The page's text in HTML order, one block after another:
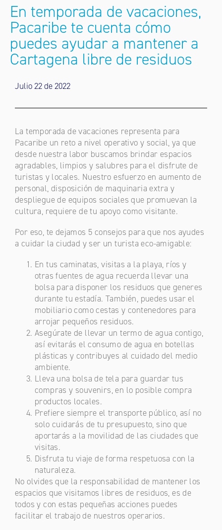
En temporada de vacaciones,
Pacaribe te cuenta cómo
puedes ayudar a mantener a
Cartagena libre de residuos
Julio 22 de 2022
La temporada de vacaciones representa para
Pacaribe un reto a nivel operativo y social, ya que
desde nuestra labor buscamos brindar espacios
agradables, limpios y salubres para el disfrute de
turistas y locales. Nuestro esfuerzo en aumento de
personal, disposición de maquinaria extra y
despliegue de equipos sociales que promuevan la
cultura, requiere de tu apoyo como visitante.
Por eso, te dejamos 5 consejos para que nos ayudes
a cuidar la ciudad y ser un turista eco-amigable:
En tus caminatas, visitas a la playa, ríos y
otras fuentes de agua recuerda llevar una
bolsa para disponer los residuos que generes
durante tu estadía. También, puedes usar el
mobiliario como cestas y contenedores para
arrojar pequeños residuos.
Asegúrate de llevar un termo de agua contigo,
así evitarás el consumo de agua en botellas
plásticas y contribuyes al cuidado del medio
ambiente.
Lleva una bolsa de tela para guardar tus
compras y souvenirs, en lo posible compra
productos locales.
Prefiere siempre el transporte público, así no
solo cuidarás de tu presupuesto, sino que
aportarás a la movilidad de las ciudades que
visitas.
Disfruta tu viaje de forma respetuosa con la
naturaleza.
No olvides que la responsabilidad de mantener los
espacios que visitamos libres de residuos, es de
todos y con estas pequeñas acciones puedes
facilitar el trabajo de nuestros operarios.